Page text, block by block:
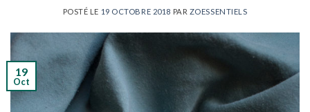
POSTÉ LE 19 OCTOBRE 2018 PAR ZOESSENTIELS
19
Oct